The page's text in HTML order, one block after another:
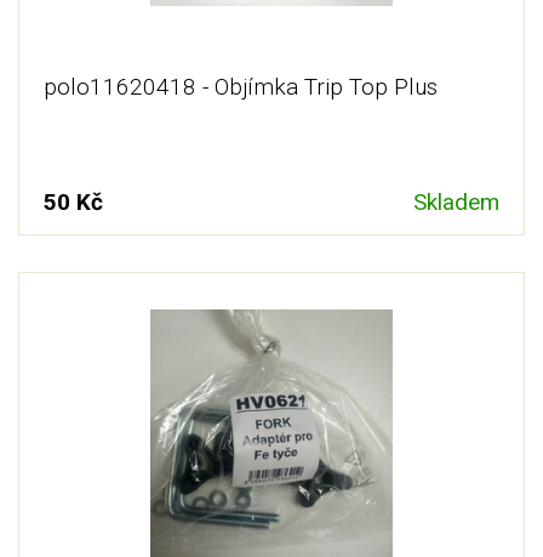
polo11620418 - Objímka Trip Top Plus
50 Kč Skladem